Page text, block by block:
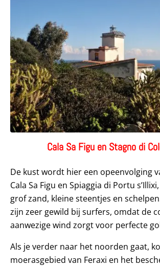
Cala Sa Figu en Stagno di
De kust wordt hier een opeenvolging
Cala Sa Figu en Spiaggia di Portu
grof zand, kleine steentjes en
zijn zeer gewild bij surfers, omdat de
aanwezige wind zorgt voor perfecte
Als je verder naar het noorden gaat,
moerasgebied van Feraxi en het